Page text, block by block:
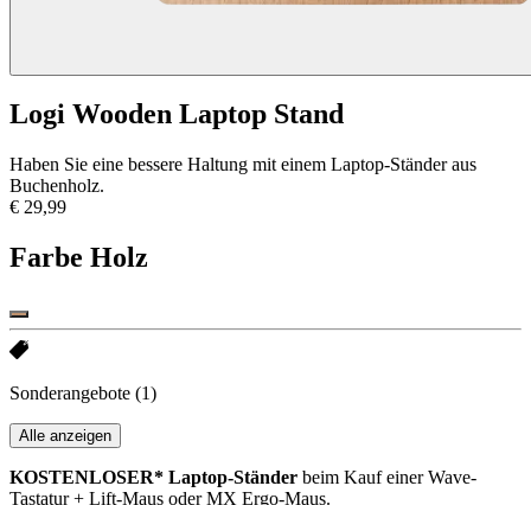
Logi Wooden Laptop Stand
Haben Sie eine bessere Haltung mit einem Laptop-Ständer aus
Buchenholz.
€ 29,99
Farbe Holz
Sonderangebote (1)
Alle anzeigen
KOSTENLOSER* Laptop-Ständer beim Kauf einer Wave-
Tastatur + Lift-Maus oder MX Ergo-Maus.